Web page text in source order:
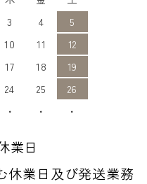
3 4
5
10 11
12
17 18
19
24 25
26
・ ・ ・
業日
休業日及び発送業務